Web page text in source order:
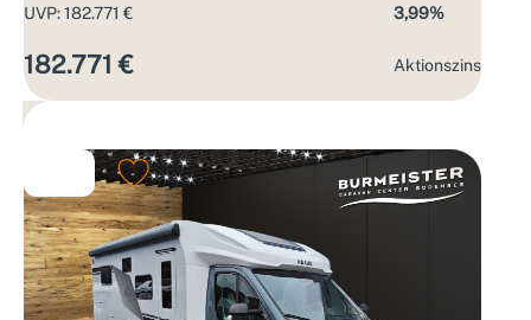
UVP: 182.771 €
182.771 €
3,99%
Aktions­zins